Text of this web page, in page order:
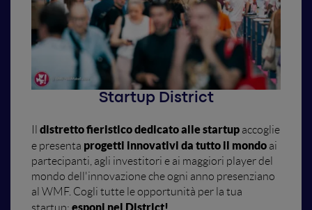
Startup District
distretto fieristico dedicato alle startup accoglie
e presenta progetti innovativi da tutto il mondo ai
partecipanti, agli investitori e ai maggiori player del
mondo dell'innovazione che ogni anno presenziano
al WMF. Cogli tutte le opportunità per la tua
esponi nel District!